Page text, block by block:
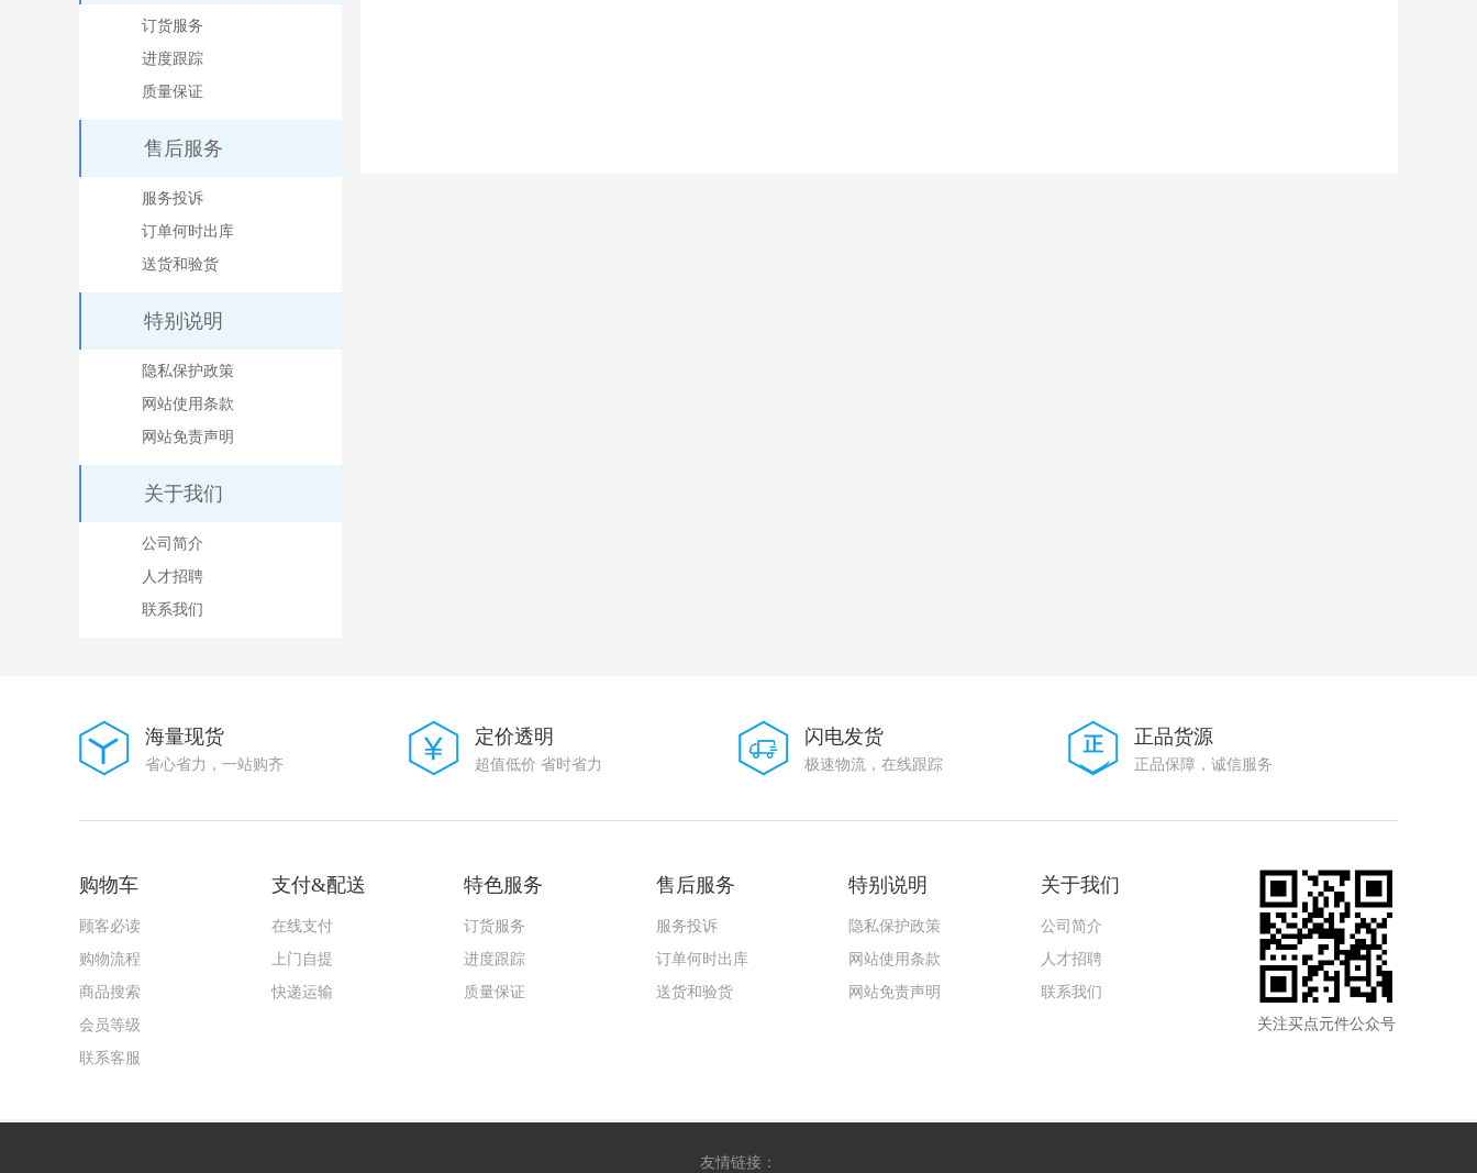
订货服务
进度跟踪
质量保证
售后服务
服务投诉
订单何时出库
送货和验货
特别说明
隐私保护政策
网站使用条款
网站免责声明
关于我们
公司简介
人才招聘
联系我们
海量现货
省心省力，一站购齐
定价透明
超值低价 省时省力
闪电发货
极速物流，在线跟踪
正品货源
正品保障，诚信服务
关注买点元件公众号
购物车
顾客必读
购物流程
商品搜索
会员等级
联系客服
支付&配送
在线支付
上门自提
快递运输
特色服务
订货服务
进度跟踪
质量保证
售后服务
服务投诉
订单何时出库
送货和验货
特别说明
隐私保护政策
网站使用条款
网站免责声明
关于我们
公司简介
人才招聘
联系我们
友情链接：